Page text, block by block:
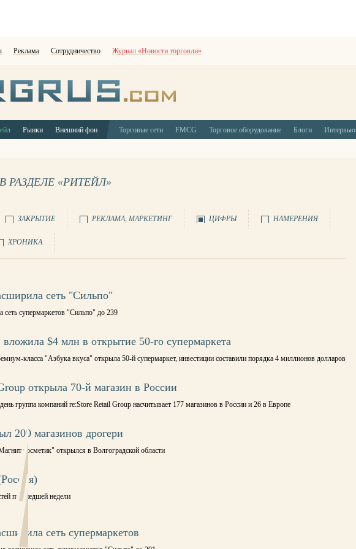
Реклама Сотрудничество Журнал «Новости торговли»
Рынки Внешний фон Торговые сети FMCG Торговое оборудование Блоги Интервью
РАЗДЕЛЕ «РИТЕЙЛ»
ЗАКРЫТИЕ РЕКЛАМА, МАРКЕТИНГ ЦИФРЫ НАМЕРЕНИЯ
ХРОНИКА
сеть "Сильпо"
сеть супермаркетов "Сильпо" до 239
вложила $4 млн в открытие 50-го супермаркета
класса "Азбука вкуса" открыла 50-й супермаркет, инвестиции составили порядка 4 миллионов долларов
открыла 70-й магазин в России
группа компаний re:Store Retail Group насчитывает 177 магазинов в России и 26 в Европе
200 магазинов дрогери
косметик" открылся в Волгоградской области
прошедшей недели
сеть супермаркетов